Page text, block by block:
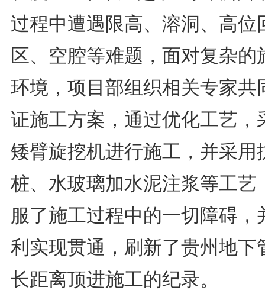
过程中遭遇限高、溶洞、高位
区、空腔等难题，面对复杂的
环境，项目部组织相关专家共
证施工方案，通过优化工艺，
矮臂旋挖机进行施工，并采用
桩、水玻璃加水泥注浆等工艺
服了施工过程中的一切障碍，
利实现贯通，刷新了贵州地下
长距离顶进施工的纪录。